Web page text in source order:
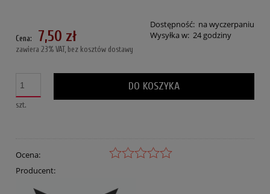
Dostępność: na wyczerpaniu
Wysyłka w: 24 godziny
Cena: 7,50 zł
zawiera 23% VAT, bez kosztów dostawy
szt.
DO KOSZYKA
Ocena:
Producent: